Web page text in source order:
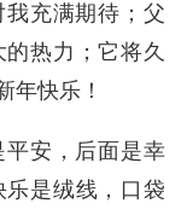
充满期待；父
热力；它将久
年快乐！
安，后面是幸
是绒线，口袋